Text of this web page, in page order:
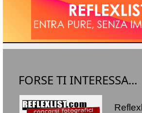
FORSE TI INTERESSA...